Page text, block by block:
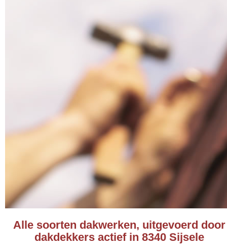
Alle soorten dakwerken, uitgevoerd door
dakdekkers actief in 8340 Sijsele